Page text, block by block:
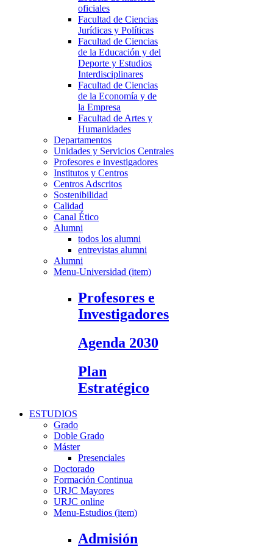
oficiales
Facultad de Ciencias
Jurídicas y Políticas
Facultad de Ciencias
de la Educación y del
Deporte y Estudios
Interdisciplinares
Facultad de Ciencias
de la Economía y de
la Empresa
Facultad de Artes y
Humanidades
Departamentos
Unidades y Servicios Centrales
Profesores e investigadores
Institutos y Centros
Centros Adscritos
Sostenibilidad
Calidad
Canal Ético
Alumni
todos los alumni
entrevistas alumni
Alumni
Menu-Universidad (item)
Profesores e
Investigadores
Agenda 2030
Plan
Estratégico
ESTUDIOS
Grado
Doble Grado
Máster
Presenciales
Doctorado
Formación Continua
URJC Mayores
URJC online
Menu-Estudios (item)
Admisión